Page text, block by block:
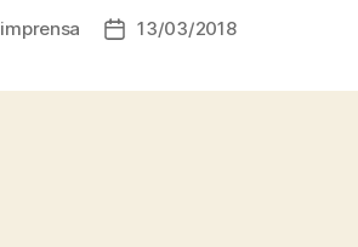
imprensa
Data13/03/2018